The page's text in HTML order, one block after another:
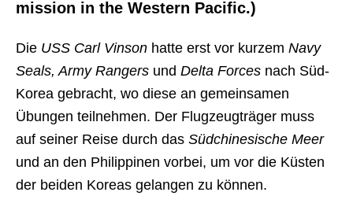
mission in the Western Pacific.)
Die USS Carl Vinson hatte erst vor kurzem Navy
Seals, Army Rangers und Delta Forces nach Süd-
Korea gebracht, wo diese an gemeinsamen
Übungen teilnehmen. Der Flugzeugträger muss
auf seiner Reise durch das Südchinesische Meer
und an den Philippinen vorbei, um vor die Küsten
der beiden Koreas gelangen zu können.